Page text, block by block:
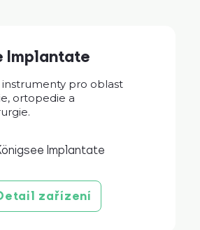
Implantate
pro oblast
ortopedie a
zařízení